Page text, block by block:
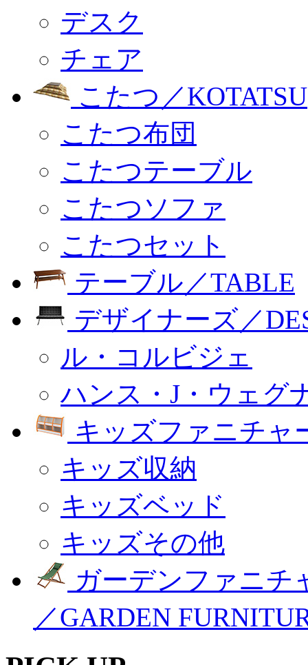
デスク
チェア
こたつ／KOTATSU
こたつ布団
こたつテーブル
こたつソファ
こたつセット
テーブル／TABLE
デザイナーズ／
ル・コルビジェ
ハンス・J・ウェグ
キッズファニチャ
キッズ収納
キッズベッド
キッズその他
ガーデンファニチ
／GARDEN